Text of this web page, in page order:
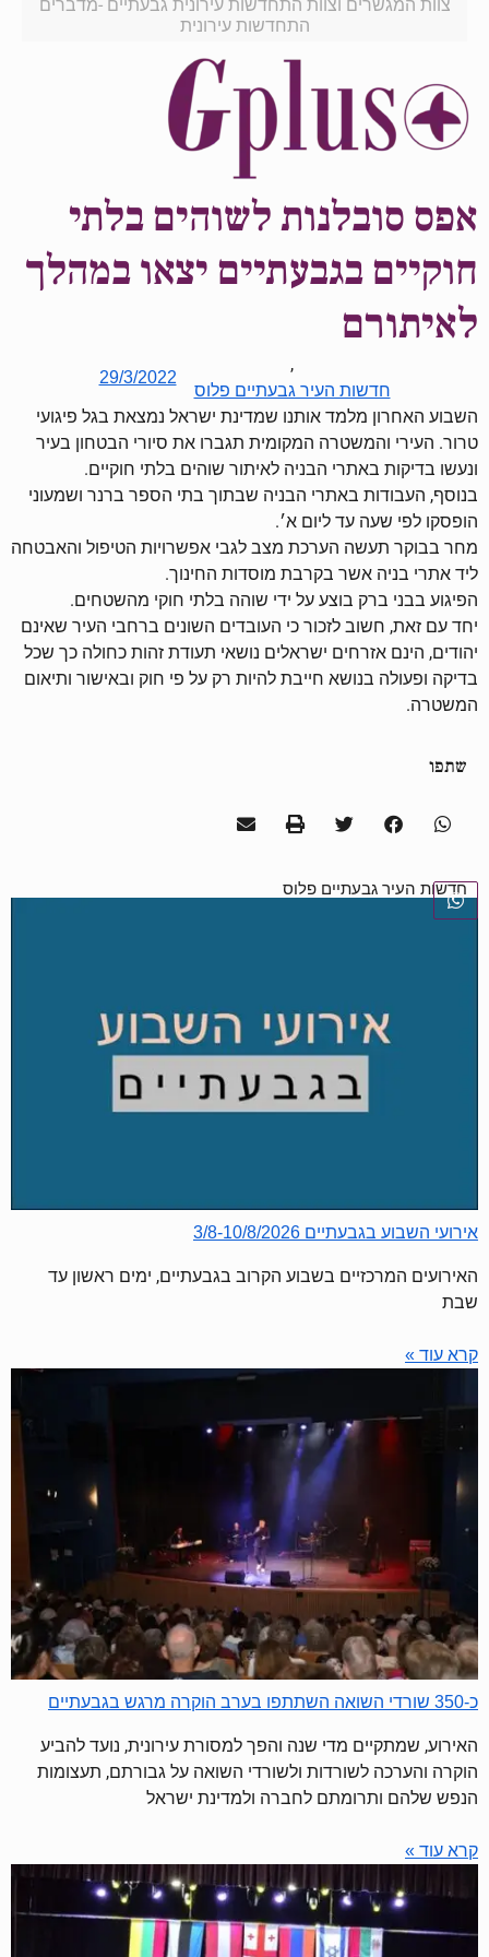
צוות המגשרים וצוות התחדשות עירונית גבעתיים -מדברים
התחדשות עירונית
אפס סובלנות לשוהים בלתי
חוקיים בגבעתיים יצאו במהלך
לאיתורם
,
חדשות העיר גבעתיים פלוס
29/3/2022
השבוע האחרון מלמד אותנו שמדינת ישראל נמצאת בגל פיגועי
טרור. העירי והמשטרה המקומית תגברו את סיורי הבטחון בעיר
ונעשו בדיקות באתרי הבניה לאיתור שוהים בלתי חוקיים.
בנוסף, העבודות באתרי הבניה שבתוך בתי הספר ברנר ושמעוני
הופסקו לפי שעה עד ליום א׳.
מחר בבוקר תעשה הערכת מצב לגבי אפשרויות הטיפול והאבטחה
ליד אתרי בניה אשר בקרבת מוסדות החינוך.
הפיגוע בבני ברק בוצע על ידי שוהה בלתי חוקי מהשטחים.
יחד עם זאת, חשוב לזכור כי העובדים השונים ברחבי העיר שאינם
יהודים, הינם אזרחים ישראלים נושאי תעודת זהות כחולה כך שכל
בדיקה ופעולה בנושא חייבת להיות רק על פי חוק ובאישור ותיאום
המשטרה.
שתפו
חדשות העיר גבעתיים פלוס
אירועי השבוע בגבעתיים 3/8-10/8/2026
האירועים המרכזיים בשבוע הקרוב בגבעתיים, ימים ראשון עד
שבת
קרא עוד »
כ-350 שורדי השואה השתתפו בערב הוקרה מרגש בגבעתיים
האירוע, שמתקיים מדי שנה והפך למסורת עירונית, נועד להביע
הוקרה והערכה לשורדות ולשורדי השואה על גבורתם, תעצומות
הנפש שלהם ותרומתם לחברה ולמדינת ישראל
קרא עוד »